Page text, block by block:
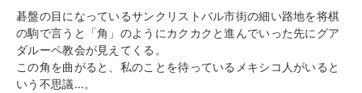
碁盤の目になっているサンクリストバル市街の細い路地を将棋
の駒で言うと「角」のようにカクカクと進んでいった先にグア
ダルーペ教会が見えてくる。
この角を曲がると、私のことを待っているメキシコ人がいると
いう不思議…。